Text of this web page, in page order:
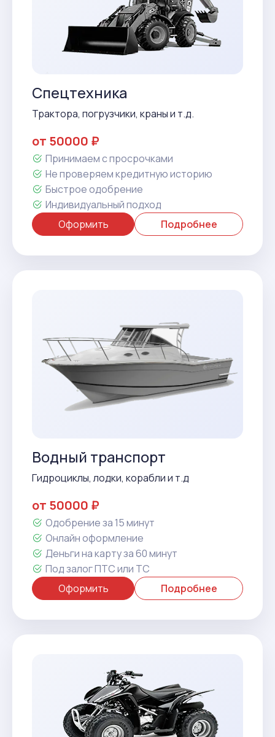
Спецтехника
Трактора, погрузчики, краны и т.д.
от 50000 ₽
Принимаем с просрочками
Не проверяем кредитную историю
Быстрое одобрение
Индивидуальный подход
Оформить
Подробнее
Водный транспорт
Гидроциклы, лодки, корабли и т.д
от 50000 ₽
Одобрение за 15 минут
Онлайн оформление
Деньги на карту за 60 минут
Под залог ПТС или ТС
Оформить
Подробнее